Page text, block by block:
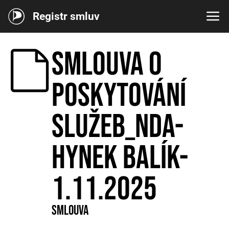
Registr smluv
Smlouva o
poskytování
služeb_NDA-
Hynek Balík-
1.11.2025
Smlouva